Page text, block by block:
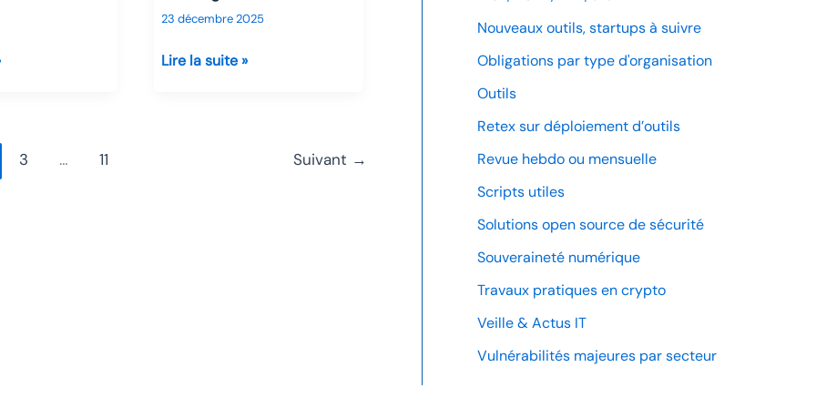
forum
23 décembre 2025
Lire la suite »
3 … 11 Suivant →
Nouveaux outils, startups à suivre
Obligations par type d'organisation
Outils
Retex sur déploiement d’outils
Revue hebdo ou mensuelle
Scripts utiles
Solutions open source de sécurité
Souveraineté numérique
Travaux pratiques en crypto
Veille & Actus IT
Vulnérabilités majeures par secteur